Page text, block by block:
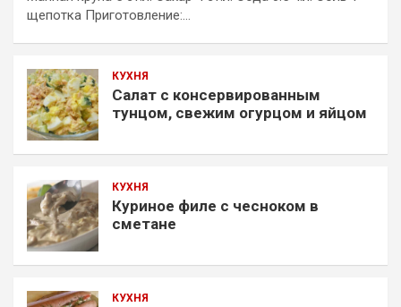
щепотка Приготовление:…
КУХНЯ
Салат с консервированным
тунцом, свежим огурцом и яйцом
КУХНЯ
Куриное филе с чесноком в
сметане
КУХНЯ